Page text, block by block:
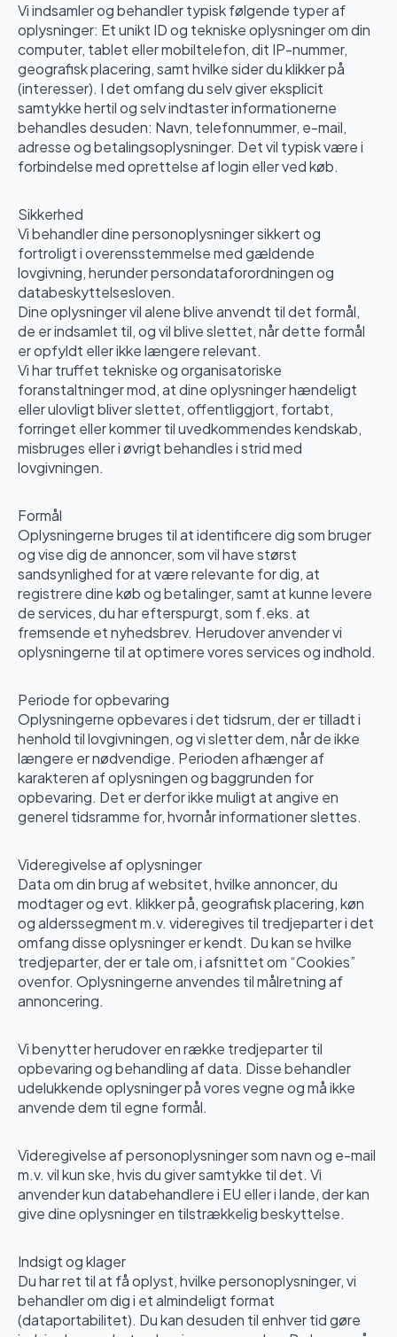
Vi indsamler og behandler typisk følgende typer af
oplysninger: Et unikt ID og tekniske oplysninger om din
computer, tablet eller mobiltelefon, dit IP-nummer,
geografisk placering, samt hvilke sider du klikker på
(interesser). I det omfang du selv giver eksplicit
samtykke hertil og selv indtaster informationerne
behandles desuden: Navn, telefonnummer, e-mail,
adresse og betalingsoplysninger. Det vil typisk være i
forbindelse med oprettelse af login eller ved køb.
Sikkerhed
Vi behandler dine personoplysninger sikkert og
fortroligt i overensstemmelse med gældende
lovgivning, herunder persondataforordningen og
databeskyttelsesloven.
Dine oplysninger vil alene blive anvendt til det formål,
de er indsamlet til, og vil blive slettet, når dette formål
er opfyldt eller ikke længere relevant.
Vi har truffet tekniske og organisatoriske
foranstaltninger mod, at dine oplysninger hændeligt
eller ulovligt bliver slettet, offentliggjort, fortabt,
forringet eller kommer til uvedkommendes kendskab,
misbruges eller i øvrigt behandles i strid med
lovgivningen.
Formål
Oplysningerne bruges til at identificere dig som bruger
og vise dig de annoncer, som vil have størst
sandsynlighed for at være relevante for dig, at
registrere dine køb og betalinger, samt at kunne levere
de services, du har efterspurgt, som f.eks. at
fremsende et nyhedsbrev. Herudover anvender vi
oplysningerne til at optimere vores services og indhold.
Periode for opbevaring
Oplysningerne opbevares i det tidsrum, der er tilladt i
henhold til lovgivningen, og vi sletter dem, når de ikke
længere er nødvendige. Perioden afhænger af
karakteren af oplysningen og baggrunden for
opbevaring. Det er derfor ikke muligt at angive en
generel tidsramme for, hvornår informationer slettes.
Videregivelse af oplysninger
Data om din brug af websitet, hvilke annoncer, du
modtager og evt. klikker på, geografisk placering, køn
og alderssegment m.v. videregives til tredjeparter i det
omfang disse oplysninger er kendt. Du kan se hvilke
tredjeparter, der er tale om, i afsnittet om “Cookies”
ovenfor. Oplysningerne anvendes til målretning af
annoncering.
Vi benytter herudover en række tredjeparter til
opbevaring og behandling af data. Disse behandler
udelukkende oplysninger på vores vegne og må ikke
anvende dem til egne formål.
Videregivelse af personoplysninger som navn og e-mail
m.v. vil kun ske, hvis du giver samtykke til det. Vi
anvender kun databehandlere i EU eller i lande, der kan
give dine oplysninger en tilstrækkelig beskyttelse.
Indsigt og klager
Du har ret til at få oplyst, hvilke personoplysninger, vi
behandler om dig i et almindeligt format
(dataportabilitet). Du kan desuden til enhver tid gøre